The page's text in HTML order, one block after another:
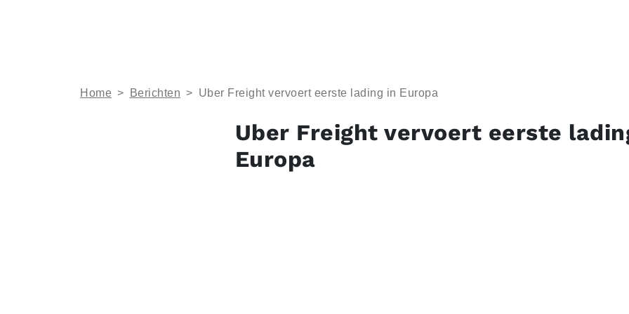
Home > Berichten > Uber Freight vervoert eerste lading in Europa
Uber Freight vervoert eerste
Europa